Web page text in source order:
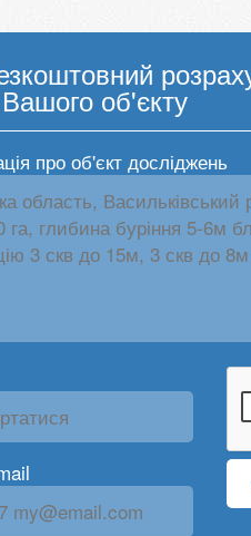
Вашого об'єкту
про об'єкт досліджень